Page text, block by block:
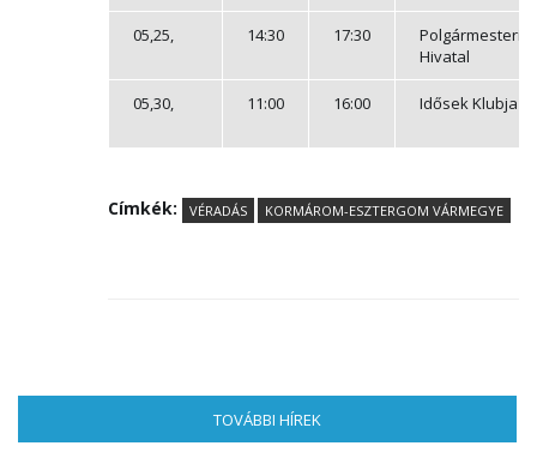
05,25, 14:30 17:30
Polgármesteri
Hivatal
05,30, 11:00 16:00 Idősek Klubja
Címkék: VÉRADÁS KORMÁROM-ESZTERGOM VÁRMEGYE
TOVÁBBI HÍREK